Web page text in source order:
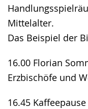
Mittelalter.
Das Beispiel der
16.00 Florian
Erzbischöfe und
16.45 Kaffeepause